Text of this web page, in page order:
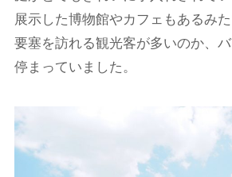
展示した博物館やカフェもあるみ
要塞を訪れる観光客が多いのか、
停まっていました。